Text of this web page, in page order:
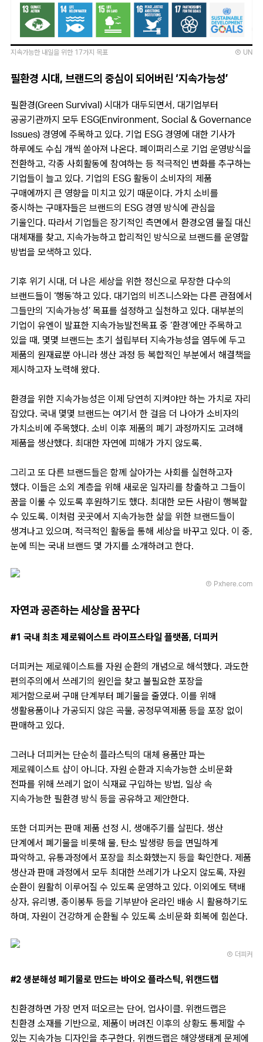
지속가능한 내일을 위한 17가지 목표 Ⓒ UN
필환경 시대, 브랜드의 중심이 되어버린 ‘지속가능성’
필환경(Green Survival) 시대가 대두되면서, 대기업부터
공공기관까지 모두 ESG(Environment, Social & Governance
Issues) 경영에 주목하고 있다. 기업 ESG 경영에 대한 기사가
하루에도 수십 개씩 쏟아져 나온다. 페이퍼리스로 기업 운영방식을
전환하고, 각종 사회활동에 참여하는 등 적극적인 변화를 추구하는
기업들이 늘고 있다. 기업의 ESG 활동이 소비자의 제품
구매에까지 큰 영향을 미치고 있기 때문이다. 가치 소비를
중시하는 구매자들은 브랜드의 ESG 경영 방식에 관심을
기울인다. 따라서 기업들은 장기적인 측면에서 환경오염 물질 대신
대체재를 찾고, 지속가능하고 합리적인 방식으로 브랜드를 운영할
방법을 모색하고 있다.
기후 위기 시대, 더 나은 세상을 위한 정신으로 무장한 다수의
브랜드들이 ‘행동’하고 있다. 대기업의 비즈니스와는 다른 관점에서
그들만의 ‘지속가능성’ 목표를 설정하고 실천하고 있다. 대부분의
기업이 유엔이 발표한 지속가능발전목표 중 ‘환경’에만 주목하고
있을 때, 몇몇 브랜드는 초기 설립부터 지속가능성을 염두에 두고
제품의 원재료뿐 아니라 생산 과정 등 복합적인 부분에서 해결책을
제시하고자 노력해 왔다.
환경을 위한 지속가능성은 이제 당연히 지켜야만 하는 가치로 자리
잡았다. 국내 몇몇 브랜드는 여기서 한 걸음 더 나아가 소비자의
가치소비에 주목했다. 소비 이후 제품의 폐기 과정까지도 고려해
제품을 생산했다. 최대한 자연에 피해가 가지 않도록.
그리고 또 다른 브랜드들은 함께 살아가는 사회를 실현하고자
했다. 이들은 소외 계층을 위해 새로운 일자리를 창출하고 그들이
꿈을 이룰 수 있도록 후원하기도 했다. 최대한 모든 사람이 행복할
수 있도록. 이처럼 곳곳에서 지속가능한 삶을 위한 브랜드들이
생겨나고 있으며, 적극적인 활동을 통해 세상을 바꾸고 있다. 이 중,
눈에 띄는 국내 브랜드 몇 가지를 소개하려고 한다.
Ⓒ Pxhere.com
자연과 공존하는 세상을 꿈꾸다
#1 국내 최초 제로웨이스트 라이프스타일 플랫폼, 더피커
더피커는 제로웨이스트를 자원 순환의 개념으로 해석했다. 과도한
편의주의에서 쓰레기의 원인을 찾고 불필요한 포장을
제거함으로써 구매 단계부터 폐기물을 줄였다. 이를 위해
생활용품이나 가공되지 않은 곡물, 공정무역제품 등을 포장 없이
판매하고 있다.
그러나 더피커는 단순히 플라스틱의 대체 용품만 파는
제로웨이스트 샵이 아니다. 자원 순환과 지속가능한 소비문화
전파를 위해 쓰레기 없이 식재료 구입하는 방법, 일상 속
지속가능한 필환경 방식 등을 공유하고 제안한다.
또한 더피커는 판매 제품 선정 시, 생애주기를 살핀다. 생산
단계에서 폐기물을 비롯해 물, 탄소 발생량 등을 면밀하게
파악하고, 유통과정에서 포장을 최소화했는지 등을 확인한다. 제품
생산과 판매 과정에서 모두 최대한 쓰레기가 나오지 않도록, 자원
순환이 원활히 이루어질 수 있도록 운영하고 있다. 이외에도 택배
상자, 유리병, 종이봉투 등을 기부받아 온라인 배송 시 활용하기도
하며, 자원이 건강하게 순환될 수 있도록 소비문화 회복에 힘쓴다.
Ⓒ 더피커
#2 생분해성 폐기물로 만드는 바이오 플라스틱, 위캔드랩
친환경하면 가장 먼저 떠오르는 단어, 업사이클. 위캔드랩은
친환경 소재를 기반으로, 제품이 버려진 이후의 상황도 통제할 수
있는 지속가능 디자인을 추구한다. 위캔드랩은 해양생태계 문제에